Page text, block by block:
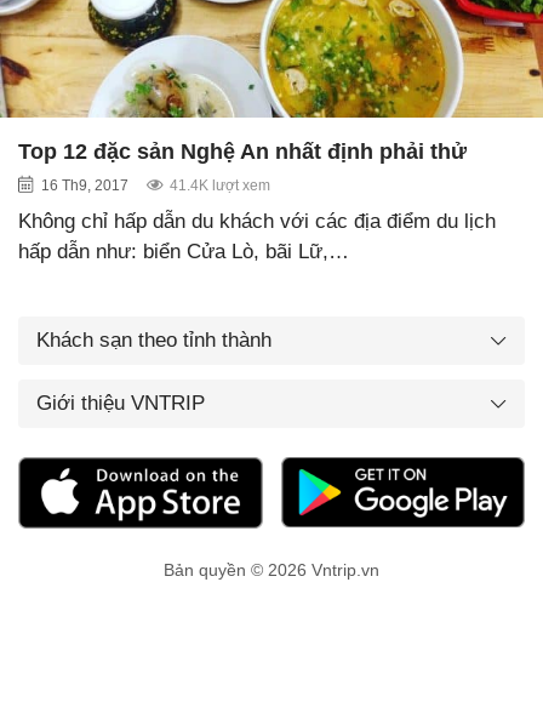
Top 12 đặc sản Nghệ An nhất định phải thử
16 Th9, 2017 41.4K lượt xem
Không chỉ hấp dẫn du khách với các địa điểm du lịch
hấp dẫn như: biển Cửa Lò, bãi Lữ,…
Khách sạn theo tỉnh thành
Giới thiệu VNTRIP
Bản quyền © 2026 Vntrip.vn